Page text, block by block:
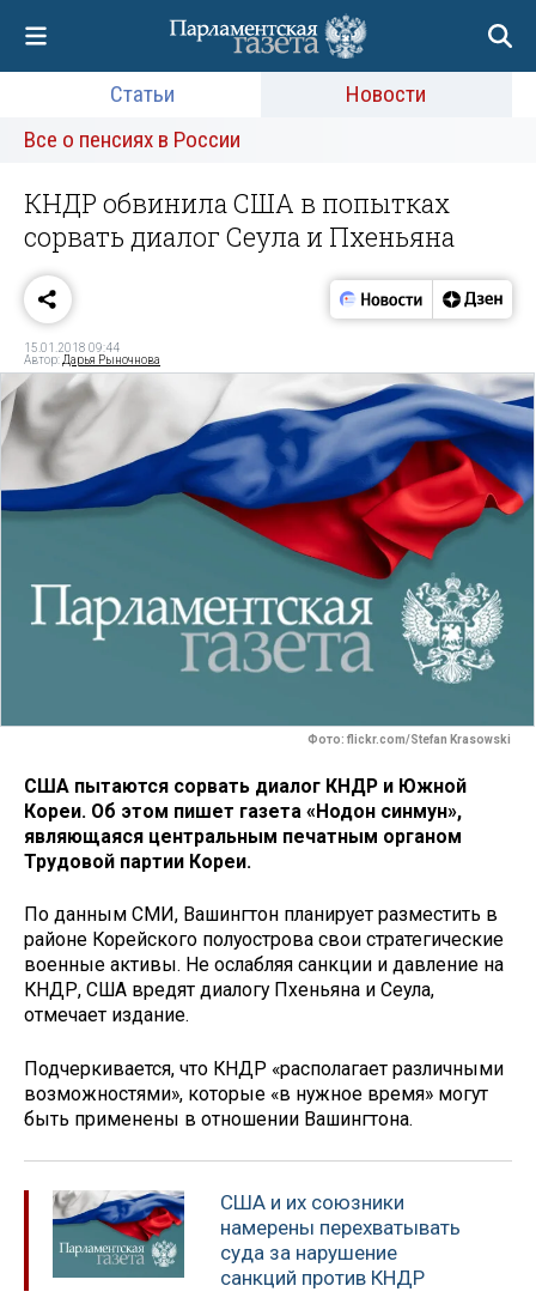
Статьи
Новости
Все о пенсиях в России
КНДР обвинила США в попытках
сорвать диалог Сеула и Пхеньяна
15.01.2018 09:44
Автор: Дарья Рыночнова
Фото: flickr.com/Stefan Krasowski
США пытаются сорвать диалог КНДР и Южной
Кореи. Об этом пишет газета «Нодон синмун»,
являющаяся центральным печатным органом
Трудовой партии Кореи.
По данным СМИ, Вашингтон планирует разместить в
районе Корейского полуострова свои стратегические
военные активы. Не ослабляя санкции и давление на
КНДР, США вредят диалогу Пхеньяна и Сеула,
отмечает издание.
Подчеркивается, что КНДР «располагает различными
возможностями», которые «в нужное время» могут
быть применены в отношении Вашингтона.
США и их союзники
намерены перехватывать
суда за нарушение
санкций против КНДР